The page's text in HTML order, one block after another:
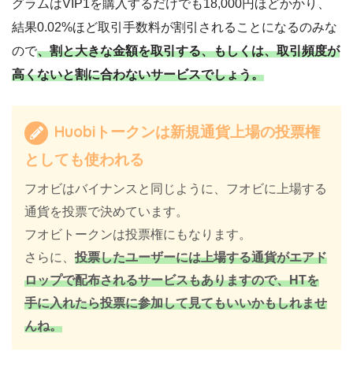
グラムはVIP1を購入するだけでも18,000円ほどかかり、
結果0.02%ほど取引手数料が割引されることになるのみな
ので、割と大きな金額を取引する、もしくは、取引頻度が
高くないと割に合わないサービスでしょう。
Huobiトークンは新規通貨上場の投票権
としても使われる
フオビはバイナンスと同じように、フオビに上場する
通貨を投票で決めています。
フオビトークンは投票権にもなります。
さらに、 投票したユーザーには上場する通貨がエアド
ロップで配布されるサービスもありますので、HTを
手に入れたら投票に参加して見てもいいかもしれませ
んね。